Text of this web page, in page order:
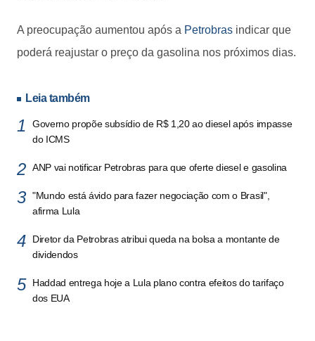
A preocupação aumentou após a Petrobras indicar que
poderá reajustar o preço da gasolina nos próximos dias.
Leia também
Governo propõe subsídio de R$ 1,20 ao diesel após impasse
do ICMS
ANP vai notificar Petrobras para que oferte diesel e gasolina
"Mundo está ávido para fazer negociação com o Brasil",
afirma Lula
Diretor da Petrobras atribui queda na bolsa a montante de
dividendos
Haddad entrega hoje a Lula plano contra efeitos do tarifaço
dos EUA